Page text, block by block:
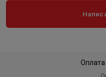
Оплата